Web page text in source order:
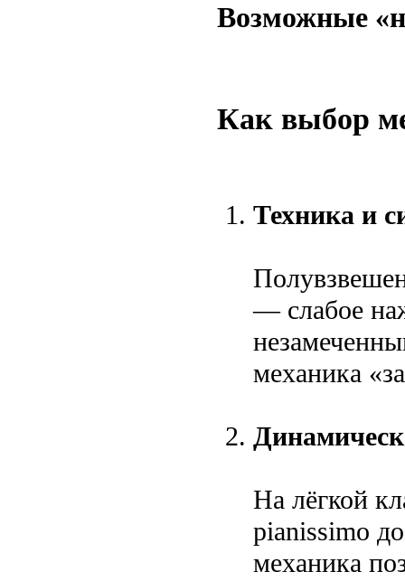
Возможные
Как выбор
Техника и
— слабое
механика
На лёгкой
pianissimo
механика